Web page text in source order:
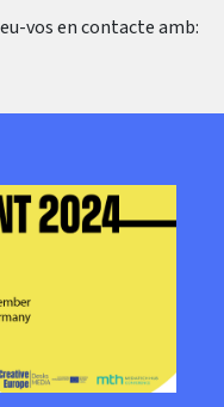
vos en contacte amb: